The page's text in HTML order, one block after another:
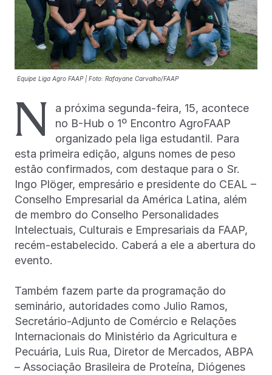
Equipe Liga Agro FAAP | Foto: Rafayane Carvalho/FAAP
N
a próxima segunda-feira, 15, acontece
no B-Hub o 1º Encontro AgroFAAP
organizado pela liga estudantil. Para
esta primeira edição, alguns nomes de peso
estão confirmados, com destaque para o Sr.
Ingo Plöger, empresário e presidente do CEAL –
Conselho Empresarial da América Latina, além
de membro do Conselho Personalidades
Intelectuais, Culturais e Empresariais da FAAP,
recém-estabelecido. Caberá a ele a abertura do
evento.
Também fazem parte da programação do
seminário, autoridades como Julio Ramos,
Secretário-Adjunto de Comércio e Relações
Internacionais do Ministério da Agricultura e
Pecuária, Luis Rua, Diretor de Mercados, ABPA
– Associação Brasileira de Proteína, Diógenes